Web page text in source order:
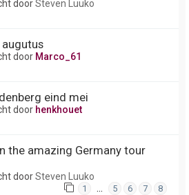
doorSteven Luuko
door Marco_61
eind mei
door henkhouet
the amazing Germany tour
doorSteven Luuko
1 … 5 6 7 8